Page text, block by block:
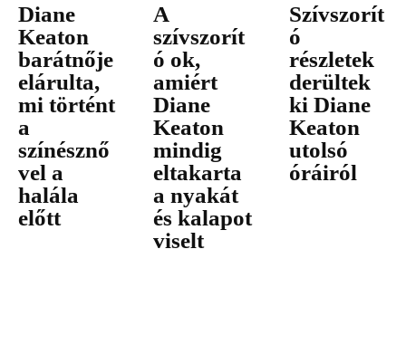
Diane
Keaton
barátnője
elárulta,
mi történt
a
színésznő
vel a
halála
előtt
A
szívszorít
ó ok,
amiért
Diane
Keaton
mindig
eltakarta
a nyakát
és kalapot
viselt
Szívszorít
ó
részletek
derültek
ki Diane
Keaton
utolsó
óráiról